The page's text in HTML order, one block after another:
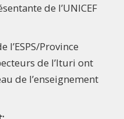
de l’UNICEF
Province
de l’Ituri ont
de l’enseignement